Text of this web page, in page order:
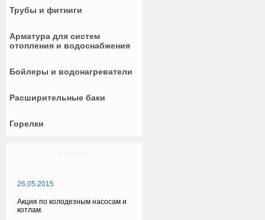
Трубы и фитниги
Арматура для систем
отопления и водоснабжения
Бойлеры и водонагреватели
Расширительные баки
Горелки
26.05.2015
Акция по колодезным насосам и
котлам.